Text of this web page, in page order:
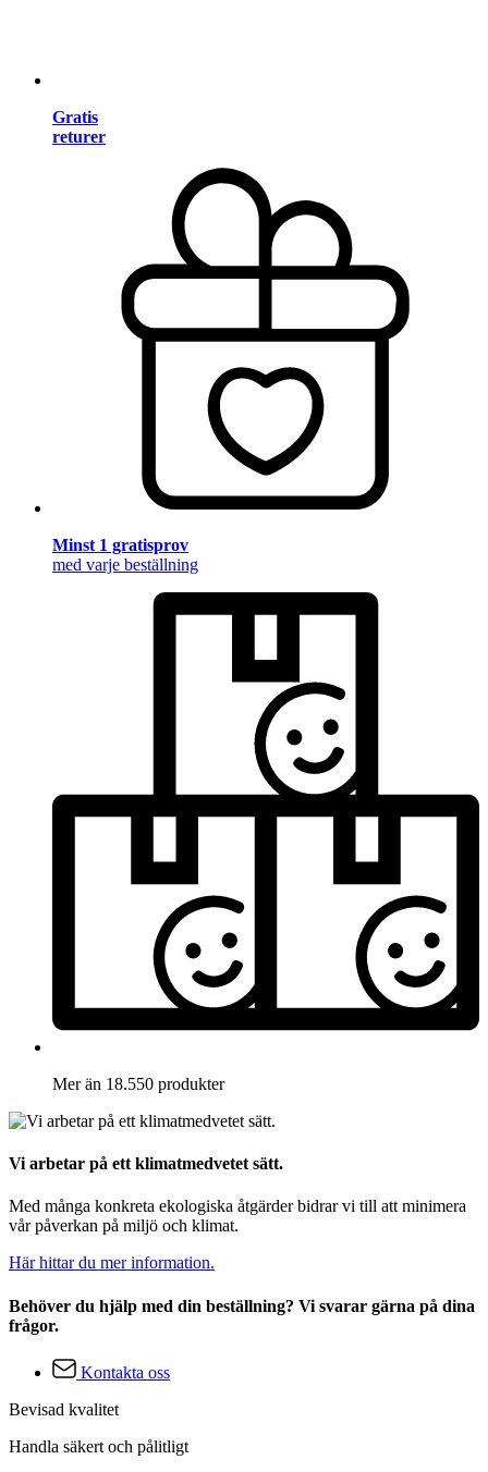
Gratis
returer
Minst 1 gratisprov
med varje beställning
Mer än 18.550 produkter
Vi arbetar på ett klimatmedvetet sätt.
Med många konkreta ekologiska åtgärder bidrar vi till att minimera
vår påverkan på miljö och klimat.
Här hittar du mer information.
Behöver du hjälp med din beställning? Vi svarar gärna på dina
frågor.
Kontakta oss
Bevisad kvalitet
Handla säkert och pålitligt